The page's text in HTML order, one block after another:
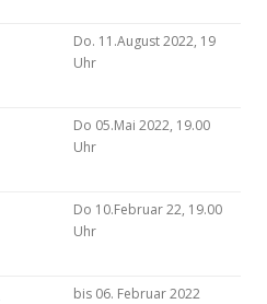
Do. 11.August 2022, 19
Uhr
Do 05.Mai 2022, 19.00
Uhr
Do 10.Februar 22, 19.00
Uhr
bis 06. Februar 2022